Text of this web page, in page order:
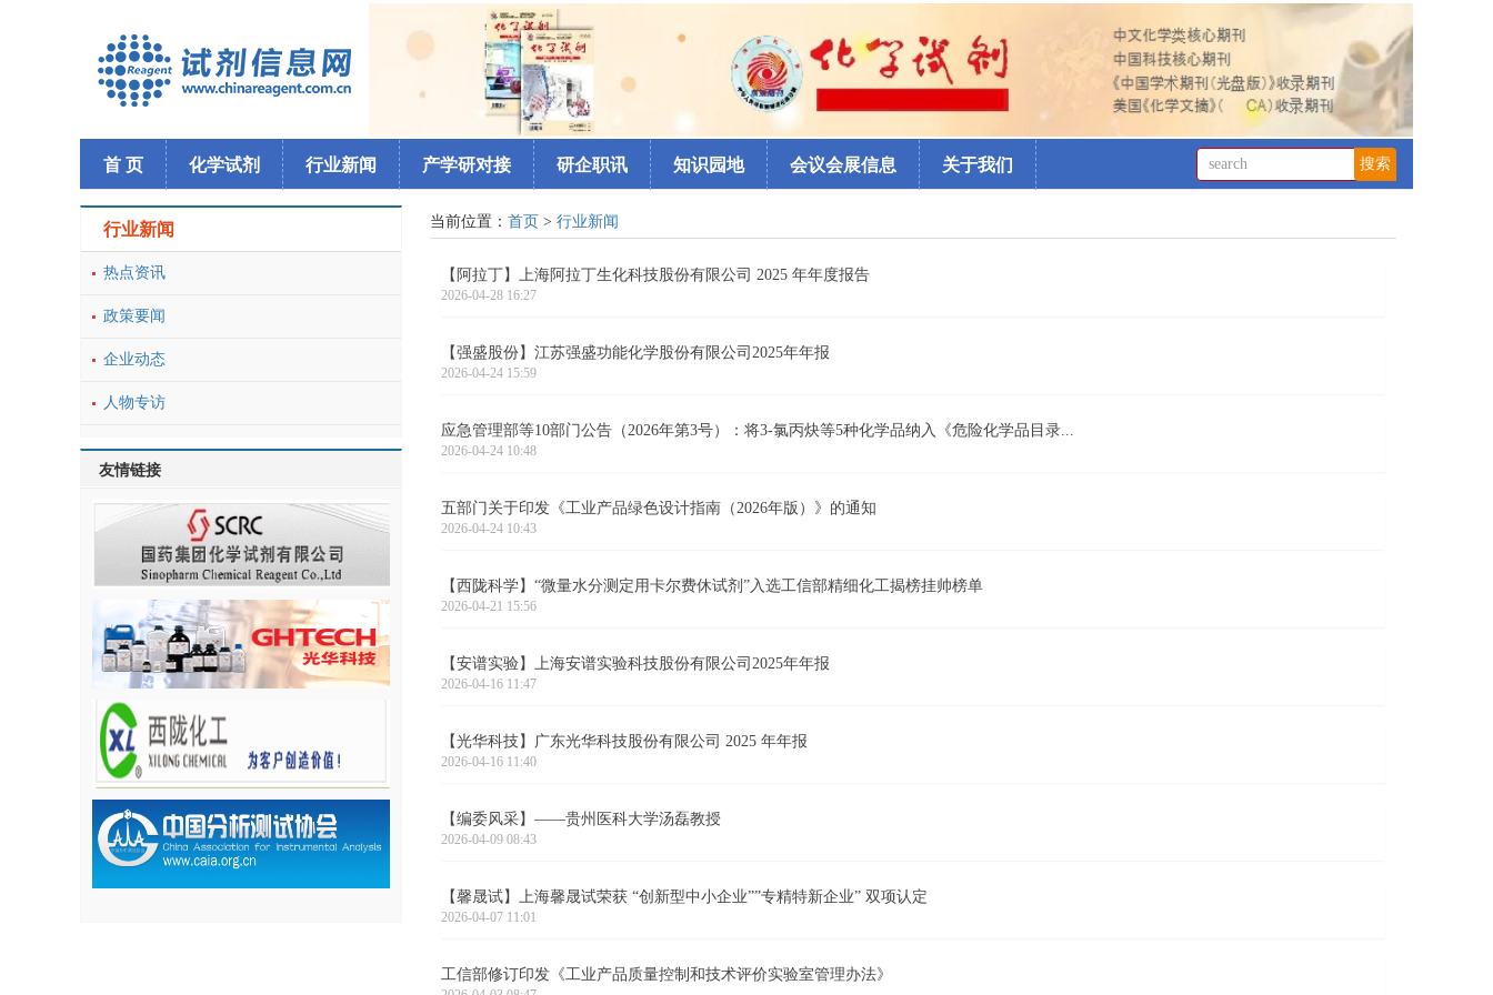
首 页 化学试剂 行业新闻 产学研对接 研企职讯 知识园地 会议会展信息 关于我们
行业新闻
热点资讯
政策要闻
企业动态
人物专访
友情链接
当前位置： 首页 > 行业新闻
【阿拉丁】上海阿拉丁生化科技股份有限公司 2025 年年度报告
2026-04-28 16:27
【强盛股份】江苏强盛功能化学股份有限公司2025年年报
2026-04-24 15:59
应急管理部等10部门公告（2026年第3号）：将3-氯丙炔等5种化学品纳入《危险化学品目录...
2026-04-24 10:48
五部门关于印发《工业产品绿色设计指南（2026年版）》的通知
2026-04-24 10:43
【西陇科学】“微量水分测定用卡尔费休试剂”入选工信部精细化工揭榜挂帅榜单
2026-04-21 15:56
【安谱实验】上海安谱实验科技股份有限公司2025年年报
2026-04-16 11:47
【光华科技】广东光华科技股份有限公司 2025 年年报
2026-04-16 11:40
【编委风采】——贵州医科大学汤磊教授
2026-04-09 08:43
【馨晟试】上海馨晟试荣获 “创新型中小企业””专精特新企业” 双项认定
2026-04-07 11:01
工信部修订印发《工业产品质量控制和技术评价实验室管理办法》